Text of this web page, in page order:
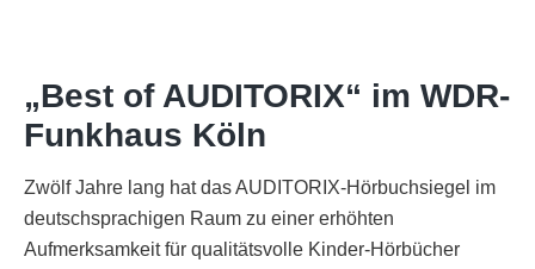
„Best of AUDITORIX“ im WDR-
Funkhaus Köln
Zwölf Jahre lang hat das AUDITORIX-Hörbuchsiegel im
deutschsprachigen Raum zu einer erhöhten
Aufmerksamkeit für qualitätsvolle Kinder-Hörbücher